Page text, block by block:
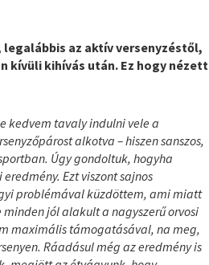
az aktív versenyzéstől,
kihívás után. Ez hogy nézett
kedvem tavaly indulni vele a
alkotva – hiszen sanszos,
Úgy gondoltuk, hogyha
Ezt viszont sajnos
problémával küzdöttem, ami miatt
minden jól alakult a nagyszerű orvosi
maximális támogatásával, na meg,
Ráadásul még az eredmény is